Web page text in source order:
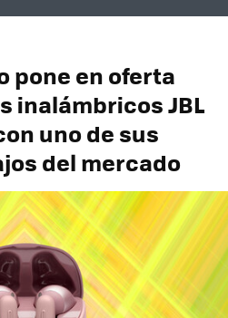
pone en oferta
inalámbricos JBL
uno de sus
del mercado